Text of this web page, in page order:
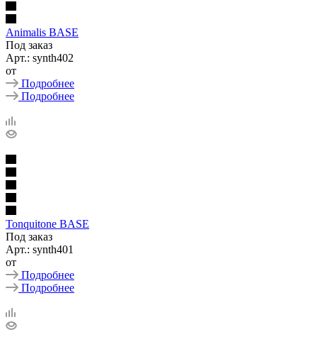
Animalis BASE
Под заказ
Арт.: synth402
от
Подробнее
Подробнее
Tonquitone BASE
Под заказ
Арт.: synth401
от
Подробнее
Подробнее